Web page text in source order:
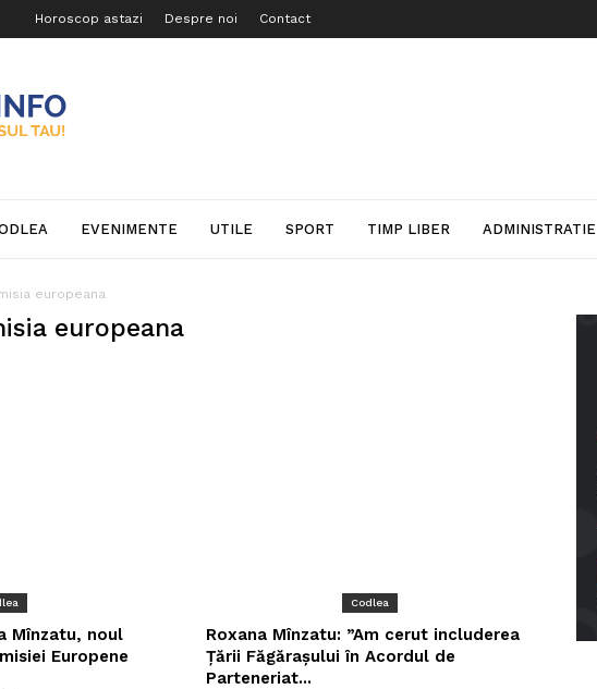
Horoscop astazi Despre noi Contact
EVENIMENTE UTILE SPORT TIMP LIBER ADMINISTRATIE
europeana
europeana
Mînzatu, noul
Europene
Codlea
Roxana Mînzatu: ”Am cerut includerea
Țării Făgărașului în Acordul de
Parteneriat...